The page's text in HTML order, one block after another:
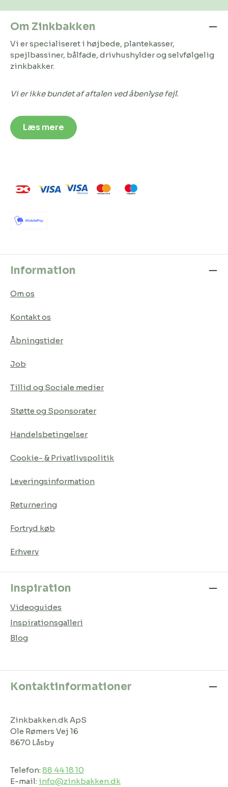
Om Zinkbakken
Vi er specialiseret i højbede, plantekasser,
spejlbassiner, bålfade, drivhushylder og selvfølgelig
zinkbakker.
Vi er ikke bundet af aftalen ved åbenlyse fejl.
Læs mere
Information
Om os
Kontakt os
Åbningstider
Job
Tillid og Sociale medier
Støtte og Sponsorater
Handelsbetingelser
Cookie- & Privatlivspolitik
Leveringsinformation
Returnering
Fortryd køb
Erhverv
Inspiration
Videoguides
Inspirationsgalleri
Blog
Kontaktinformationer
Zinkbakken.dk ApS
Ole Rømers Vej 16
8670 Låsby
Telefon: 88 44 18 10
E-mail: info@zinkbakken.dk